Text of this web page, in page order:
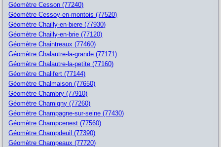
Géomètre Cesson (77240)
Géomètre Cessoy-en-montois (77520)
Géomètre Chailly-en-biere (77930)
Géomètre Chailly-en-brie (77120)
Géomètre Chaintreaux (77460)
Géomètre Chalautre-la-grande (77171)
Géomètre Chalautre-la-petite (77160)
Géomètre Chalifert (77144)
Géomètre Chalmaison (77650)
Géomètre Chambry (77910)
Géomètre Chamigny (77260)
Géomètre Champagne-sur-seine (77430)
Géomètre Champcenest (77560)
Géomètre Champdeuil (77390)
Géomètre Champeaux (77720)